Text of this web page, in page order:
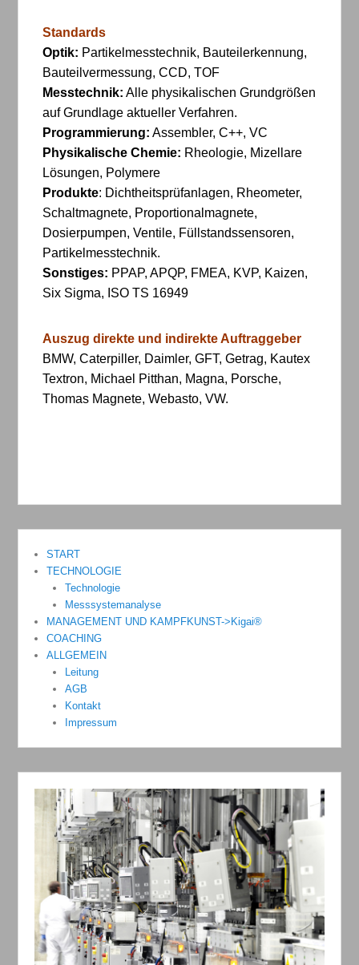
Standards
Optik: Partikelmesstechnik, Bauteilerkennung,
Bauteilvermessung, CCD, TOF
Messtechnik: Alle physikalischen Grundgrößen
auf Grundlage aktueller Verfahren.
Programmierung: Assembler, C++, VC
Physikalische Chemie: Rheologie, Mizellare
Lösungen, Polymere
Produkte: Dichtheitsprüfanlagen, Rheometer,
Schaltmagnete, Proportionalmagnete,
Dosierpumpen, Ventile, Füllstandssensoren,
Partikelmesstechnik.
Sonstiges: PPAP, APQP, FMEA, KVP, Kaizen,
Six Sigma, ISO TS 16949
Auszug direkte und indirekte Auftraggeber
BMW, Caterpiller, Daimler, GFT, Getrag, Kautex
Textron, Michael Pitthan, Magna, Porsche,
Thomas Magnete, Webasto, VW.
START
TECHNOLOGIE
Technologie
Messsystemanalyse
MANAGEMENT UND KAMPFKUNST->Kigai®
COACHING
ALLGEMEIN
Leitung
AGB
Kontakt
Impressum